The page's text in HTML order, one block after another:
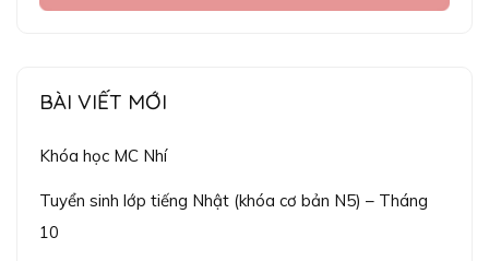
BÀI VIẾT MỚI
Khóa học MC Nhí
Tuyển sinh lớp tiếng Nhật (khóa cơ bản N5) – Tháng
10